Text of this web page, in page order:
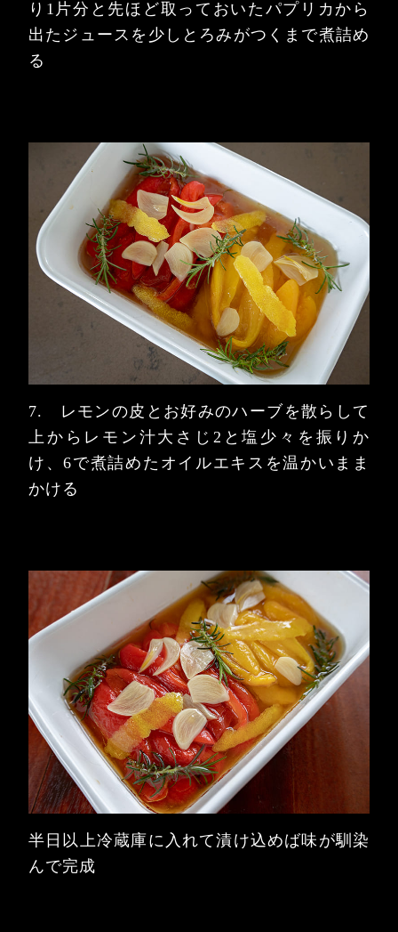
り1片分と先ほど取っておいたパプリカから
出たジュースを少しとろみがつくまで煮詰め
る
7. レモンの皮とお好みのハーブを散らして
上からレモン汁大さじ2と塩少々を振りか
け、6で煮詰めたオイルエキスを温かいまま
かける
半日以上冷蔵庫に入れて漬け込めば味が馴染
んで完成